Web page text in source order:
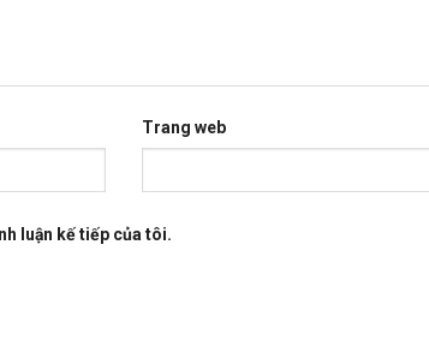
Trang web
luận kế tiếp của tôi.